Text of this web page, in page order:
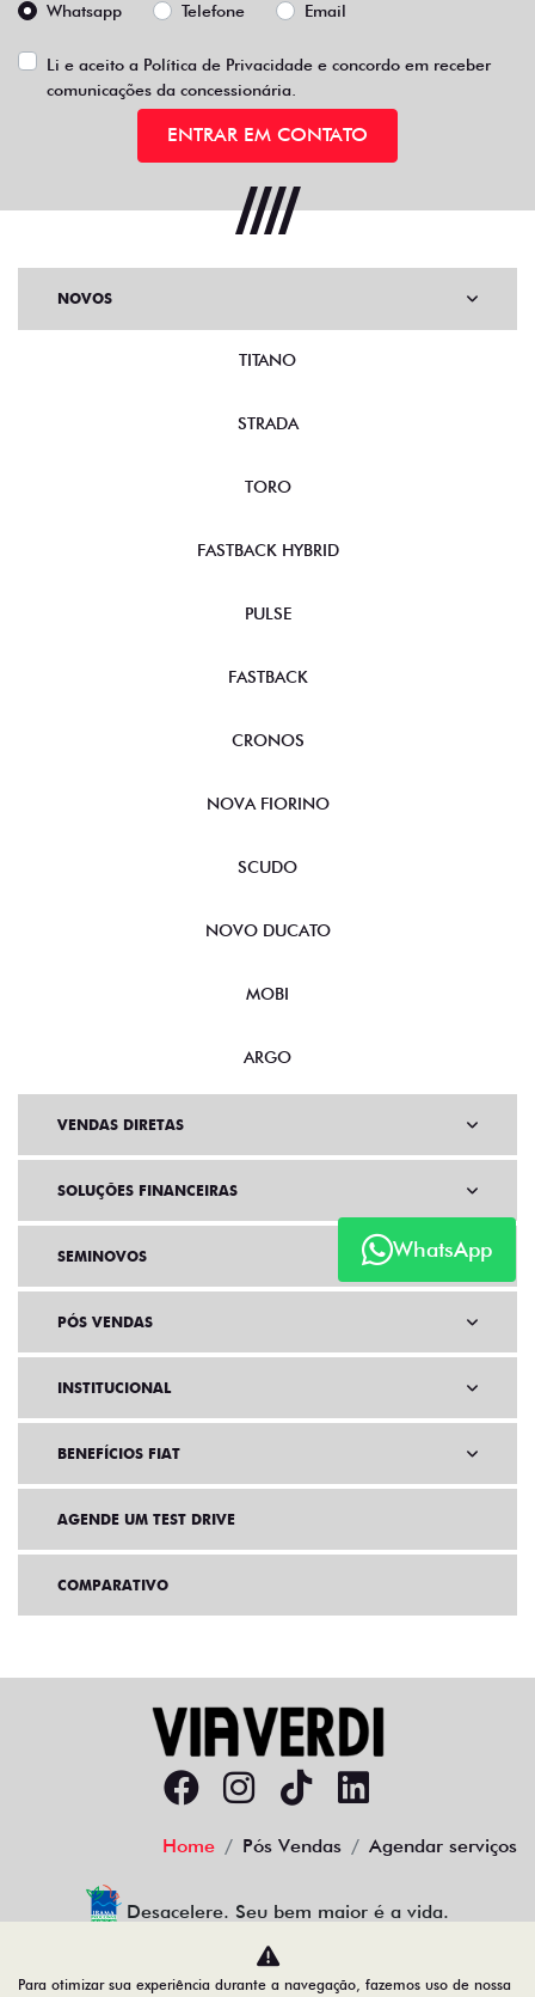
Whatsapp
Telefone Email
Li e aceito a Política de Privacidade e concordo em receber
comunicações da concessionária.
ENTRAR EM CONTATO
WhatsApp
NOVOS
TITANO
STRADA
TORO
FASTBACK HYBRID
PULSE
FASTBACK
CRONOS
NOVA FIORINO
SCUDO
NOVO DUCATO
MOBI
ARGO
VENDAS DIRETAS
SOLUÇÕES FINANCEIRAS
SEMINOVOS
PÓS VENDAS
INSTITUCIONAL
BENEFÍCIOS FIAT
AGENDE UM TEST DRIVE
COMPARATIVO
Home Pós Vendas Agendar serviços
Desacelere. Seu bem maior é a vida.
Para otimizar sua experiência durante a navegação, fazemos uso de nossa